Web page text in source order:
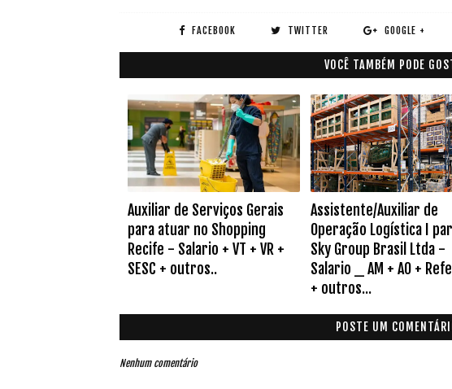
FACEBOOK TWITTER GOOGLE +
VOCÊ TAMBÉM PODE
Auxiliar de Serviços Gerais
para atuar no Shopping
Recife - Salario + VT + VR +
SESC + outros..
Assistente/Auxiliar de
Operação Logística I
Sky Group Brasil Ltda -
Salario _ AM + AO +
+ outros...
POSTE UM
Nenhum comentário